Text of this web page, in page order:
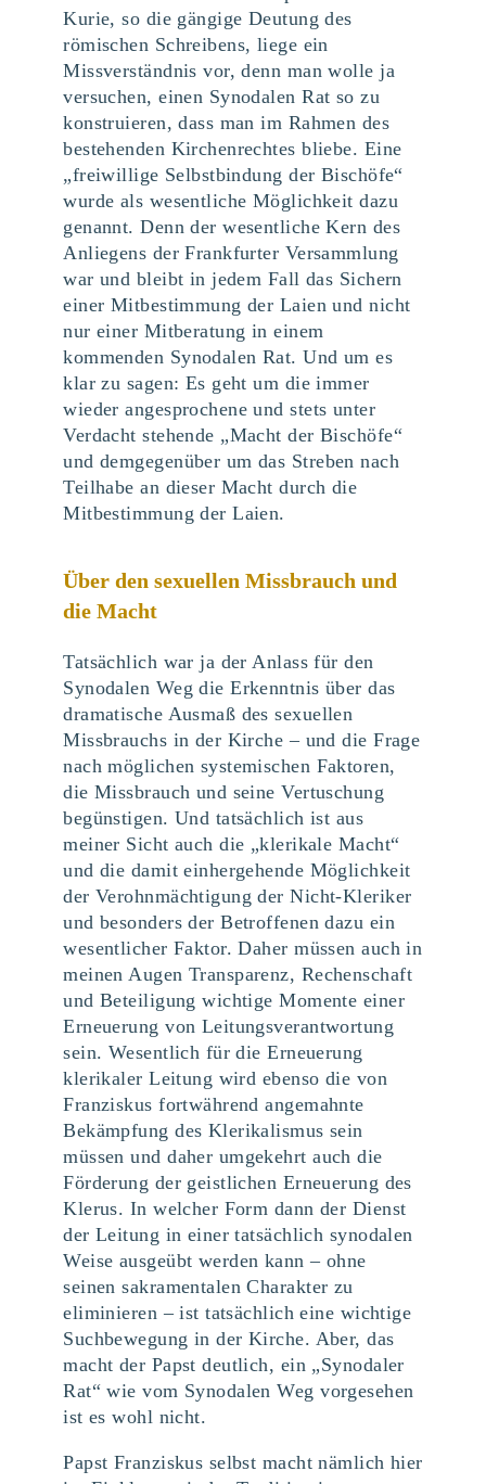
Kurie, so die gängige Deutung des
römischen Schreibens, liege ein
Missverständnis vor, denn man wolle ja
versuchen, einen Synodalen Rat so zu
konstruieren, dass man im Rahmen des
bestehenden Kirchenrechtes bliebe. Eine
„freiwillige Selbstbindung der Bischöfe“
wurde als wesentliche Möglichkeit dazu
genannt. Denn der wesentliche Kern des
Anliegens der Frankfurter Versammlung
war und bleibt in jedem Fall das Sichern
einer Mitbestimmung der Laien und nicht
nur einer Mitberatung in einem
kommenden Synodalen Rat. Und um es
klar zu sagen: Es geht um die immer
wieder angesprochene und stets unter
Verdacht stehende „Macht der Bischöfe“
und demgegenüber um das Streben nach
Teilhabe an dieser Macht durch die
Mitbestimmung der Laien.
Über den sexuellen Missbrauch und
die Macht
Tatsächlich war ja der Anlass für den
Synodalen Weg die Erkenntnis über das
dramatische Ausmaß des sexuellen
Missbrauchs in der Kirche – und die Frage
nach möglichen systemischen Faktoren,
die Missbrauch und seine Vertuschung
begünstigen. Und tatsächlich ist aus
meiner Sicht auch die „klerikale Macht“
und die damit einhergehende Möglichkeit
der Verohnmächtigung der Nicht-Kleriker
und besonders der Betroffenen dazu ein
wesentlicher Faktor. Daher müssen auch in
meinen Augen Transparenz, Rechenschaft
und Beteiligung wichtige Momente einer
Erneuerung von Leitungsverantwortung
sein. Wesentlich für die Erneuerung
klerikaler Leitung wird ebenso die von
Franziskus fortwährend angemahnte
Bekämpfung des Klerikalismus sein
müssen und daher umgekehrt auch die
Förderung der geistlichen Erneuerung des
Klerus. In welcher Form dann der Dienst
der Leitung in einer tatsächlich synodalen
Weise ausgeübt werden kann – ohne
seinen sakramentalen Charakter zu
eliminieren – ist tatsächlich eine wichtige
Suchbewegung in der Kirche. Aber, das
macht der Papst deutlich, ein „Synodaler
Rat“ wie vom Synodalen Weg vorgesehen
ist es wohl nicht.
Papst Franziskus selbst macht nämlich hier